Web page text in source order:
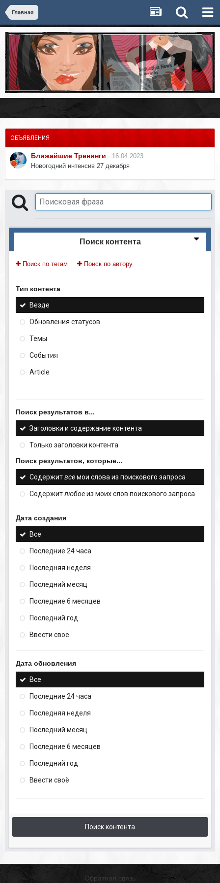
Главная
ОБЪЯВЛЕНИЯ
Ближайшие Тренинги
16.04.2023
Новогодний интенсив 27 декабря
Поиск контента
Поиск по тегам Поиск по автору
Тип контента
Везде
Обновления статусов
Темы
События
Article
Поиск результатов в...
Заголовки и содержание контента
Только заголовки контента
Поиск результатов, которые...
Содержитвсемои слова из поискового запроса
Содержитлюбоеиз моих слов поискового запроса
Дата создания
Все
Последние 24 часа
Последняя неделя
Последний месяц
Последние 6 месяцев
Последний год
Ввести своё
Дата обновления
Все
Последние 24 часа
Последняя неделя
Последний месяц
Последние 6 месяцев
Последний год
Ввести своё
Поиск контента
Обратная связь